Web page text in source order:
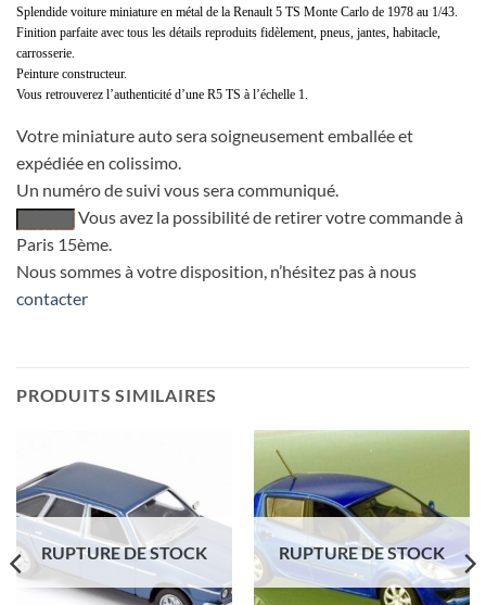
Splendide voiture miniature en métal de la Renault 5 TS Monte Carlo de 1978 au 1/43.
Finition parfaite avec tous les détails reproduits fidèlement, pneus, jantes, habitacle,
carrosserie.
Peinture constructeur.
Vous retrouverez l’authenticité d’une R5 TS à l’échelle 1.
Votre miniature auto sera soigneusement emballée et
expédiée en colissimo.
Un numéro de suivi vous sera communiqué.
Vous avez la possibilité de retirer votre commande à
Paris 15ème.
Nous sommes à votre disposition, n’hésitez pas à nous
contacter
PRODUITS SIMILAIRES
RUPTURE DE STOCK RUPTURE DE STOCK